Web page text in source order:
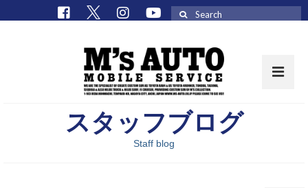
取扱車種一覧スタッフブログ
Staff blog